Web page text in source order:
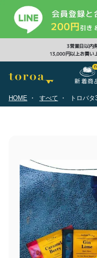
3営業日以内
13,000円以上お買い
新着商
商品一覧
とろ生チーズケー
HOME すべて トロバ